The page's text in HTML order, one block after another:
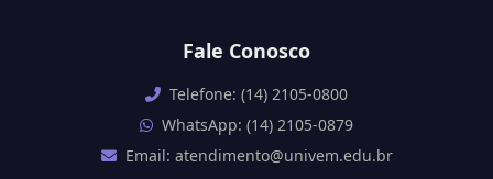
Fale Conosco
Telefone: (14) 2105-0800
WhatsApp: (14) 2105-0879
Email: atendimento@univem.edu.br